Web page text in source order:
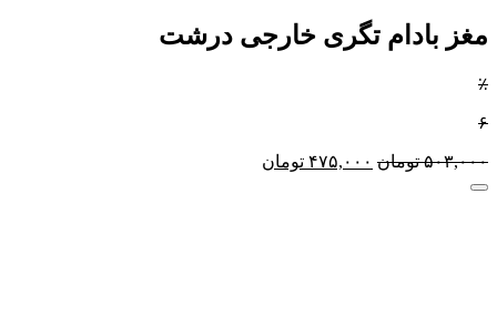
مغز بادام تگری خارجی درشت
٪
۶
۵۰۳,۰۰۰ تومان ۴۷۵,۰۰۰ تومان